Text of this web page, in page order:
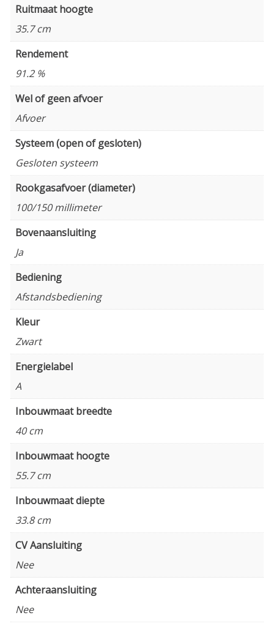
Ruitmaat hoogte
35.7 cm
Rendement
91.2 %
Wel of geen afvoer
Afvoer
Systeem (open of gesloten)
Gesloten systeem
Rookgasafvoer (diameter)
100/150 millimeter
Bovenaansluiting
Ja
Bediening
Afstandsbediening
Kleur
Zwart
Energielabel
A
Inbouwmaat breedte
40 cm
Inbouwmaat hoogte
55.7 cm
Inbouwmaat diepte
33.8 cm
CV Aansluiting
Nee
Achteraansluiting
Nee